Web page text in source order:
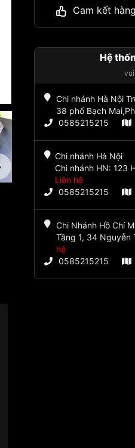
Cam kết
Hệ
Chi nhánh Hà Nội
38 phố Bạch
0585215215
Chi nhánh Hà Nội
Chi nhánh HN: 123
Liên hệ
0585215215
Chi Nhánh Hồ Chí
Tầng 1, 34 Nguyễn
hệ
0585215215